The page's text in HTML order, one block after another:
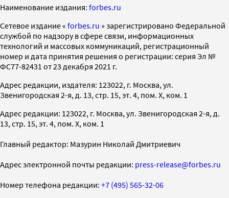
Наименование издания: forbes.ru
Cетевое издание « forbes.ru » зарегистрировано Федеральной
службой по надзору в сфере связи, информационных
технологий и массовых коммуникаций, регистрационный
номер и дата принятия решения о регистрации: серия Эл №
ФС77-82431 от 23 декабря 2021 г.
Адрес редакции, издателя: 123022, г. Москва, ул.
Звенигородская 2-я, д. 13, стр. 15, эт. 4, пом. X, ком. 1
Адрес редакции: 123022, г. Москва, ул. Звенигородская 2-я, д.
13, стр. 15, эт. 4, пом. X, ком. 1
Главный редактор: Мазурин Николай Дмитриевич
Адрес электронной почты редакции: press-release@forbes.ru
Номер телефона редакции: +7 (495) 565-32-06